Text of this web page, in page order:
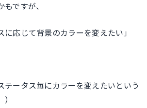
ですが、
に応じて背景のカラーを変えたい」
テータス毎にカラーを変えたいという